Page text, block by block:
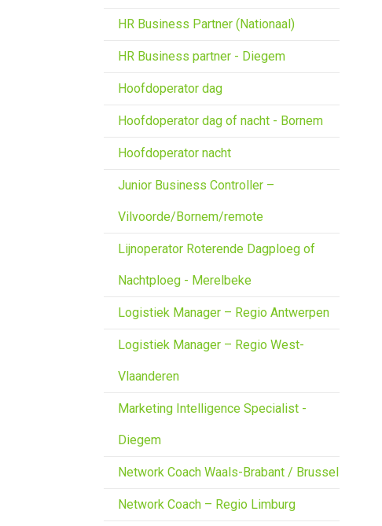
HR Business Partner (Nationaal)
HR Business partner - Diegem
Hoofdoperator dag
Hoofdoperator dag of nacht - Bornem
Hoofdoperator nacht
Junior Business Controller –
Vilvoorde/Bornem/remote
Lijnoperator Roterende Dagploeg of
Nachtploeg - Merelbeke
Logistiek Manager – Regio Antwerpen
Logistiek Manager – Regio West-
Vlaanderen
Marketing Intelligence Specialist -
Diegem
Network Coach Waals-Brabant / Brussel
Network Coach – Regio Limburg